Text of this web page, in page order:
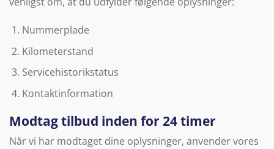
Nummerplade
Kilometerstand
Servicehistorikstatus
Kontaktinformation
Modtag tilbud inden for 24 timer
Når vi har modtaget dine oplysninger, anvender vores